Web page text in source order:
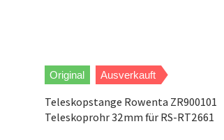
Original Ausverkauft
Teleskopstange Rowenta ZR900101
Teleskoprohr 32mm für RS-RT2661